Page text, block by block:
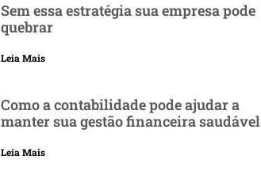
Sem essa estratégia sua empresa pode
quebrar
Leia Mais
Como a contabilidade pode ajudar a
manter sua gestão financeira saudável
Leia Mais